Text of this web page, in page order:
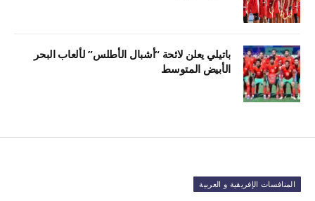
باتيلي يعلن لائحة “أشبال الأطلس” لألعاب البحر
الأبيض المتوسط
المنافسات الإفريقية و العربية